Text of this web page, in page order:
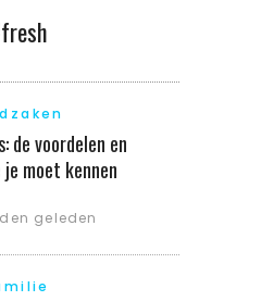
de voordelen en
je moet kennen
geleden